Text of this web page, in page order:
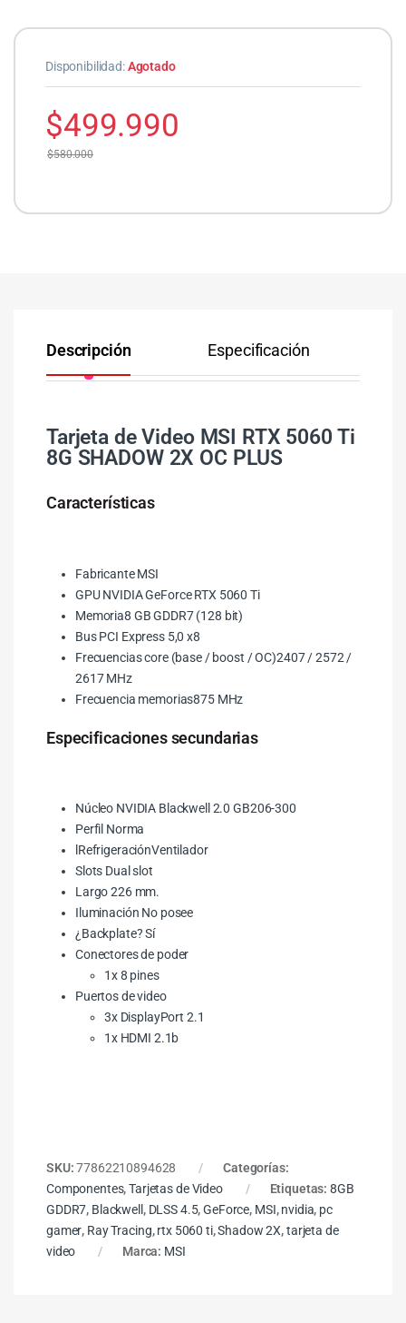
Disponibilidad:Agotado
$499.990
$580.000
Descripción Especificación
Tarjeta de Video MSI RTX 5060 Ti
8G SHADOW 2X OC PLUS
Características
Fabricante MSI
GPU NVIDIA GeForce RTX 5060 Ti
Memoria8 GB GDDR7 (128 bit)
Bus PCI Express 5,0 x8
Frecuencias core (base / boost / OC)2407 / 2572 /
2617 MHz
Frecuencia memorias875 MHz
Especificaciones secundarias
Núcleo NVIDIA Blackwell 2.0 GB206-300
Perfil Norma
lRefrigeraciónVentilador
Slots Dual slot
Largo 226 mm.
Iluminación No posee
¿Backplate? Sí
Conectores de poder
1x 8 pines
Puertos de video
3x DisplayPort 2.1
1x HDMI 2.1b
SKU:77862210894628
Categorías:
Componentes,Tarjetas de Video Etiquetas: 8GB
GDDR7, Blackwell , DLSS 4.5,GeForce, MSI,nvidia, pc
gamer, Ray Tracing,rtx 5060 ti,Shadow 2X,tarjeta de
video
Marca: MSI